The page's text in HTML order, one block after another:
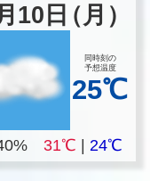
10 日（月）
同時刻の
予想温度
25℃
31℃ |24℃